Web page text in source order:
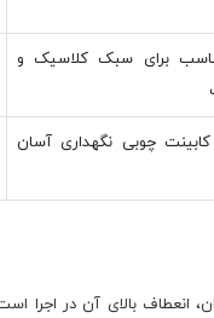
برای سبک کلاسیک و
چوبی نگهداری آسان
انعطاف بالای آن در